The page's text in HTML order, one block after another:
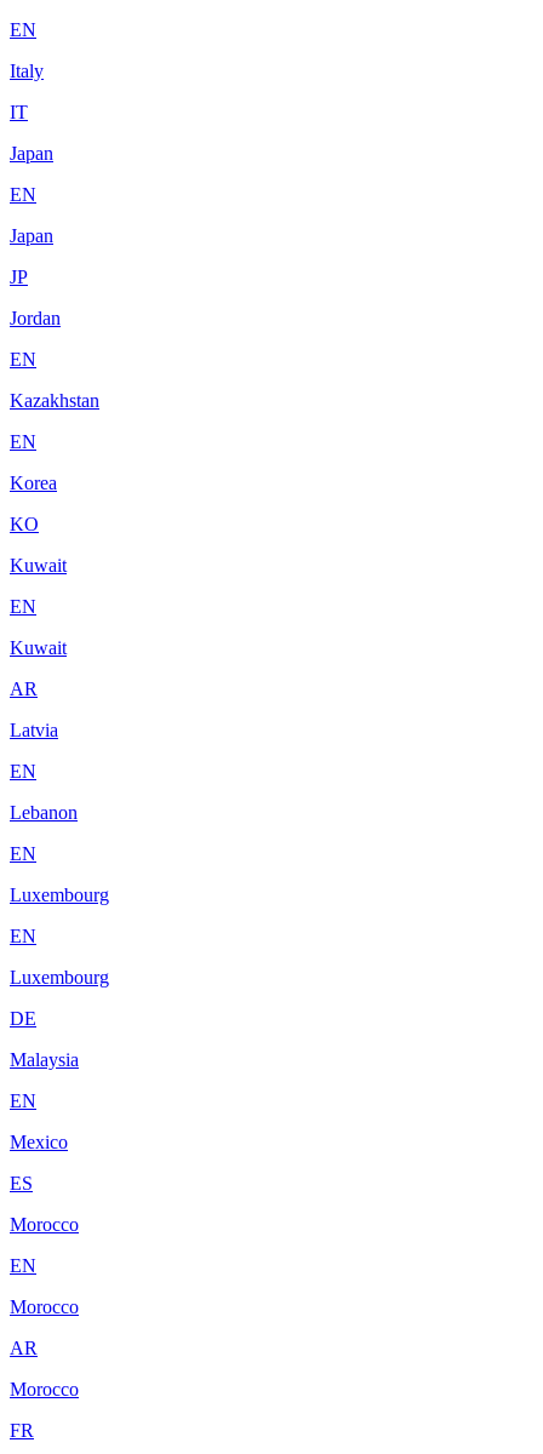
EN
Italy
IT
Japan
EN
Japan
JP
Jordan
EN
Kazakhstan
EN
Korea
KO
Kuwait
EN
Kuwait
AR
Latvia
EN
Lebanon
EN
Luxembourg
EN
Luxembourg
DE
Malaysia
EN
Mexico
ES
Morocco
EN
Morocco
AR
Morocco
FR